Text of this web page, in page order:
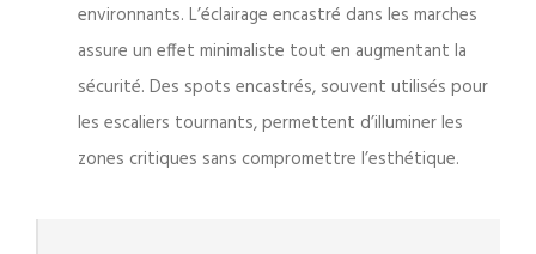
environnants. L’éclairage encastré dans les marches
assure un effet minimaliste tout en augmentant la
sécurité. Des spots encastrés, souvent utilisés pour
les escaliers tournants, permettent d’illuminer les
zones critiques sans compromettre l’esthétique.